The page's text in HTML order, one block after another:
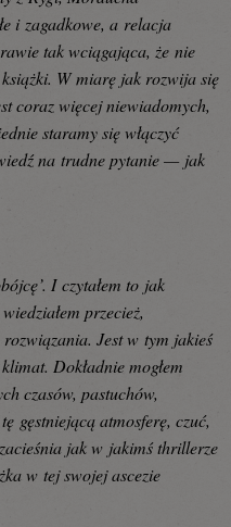
i zagadkowe, a relacja
tak wciągająca, że nie
W miarę jak rozwija się
coraz więcej niewiadomych,
staramy się włączyć
na trudne pytanie — jak
I czytałem to jak
przecież,
Jest w tym jakieś
Dokładnie mogłem
czasów, pastuchów,
gęstniejącą atmosferę, czuć,
jak w jakimś thrillerze
w tej swojej ascezie